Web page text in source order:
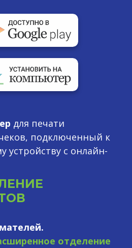
для печати
подключенный к
устройству с онлайн-
отделение